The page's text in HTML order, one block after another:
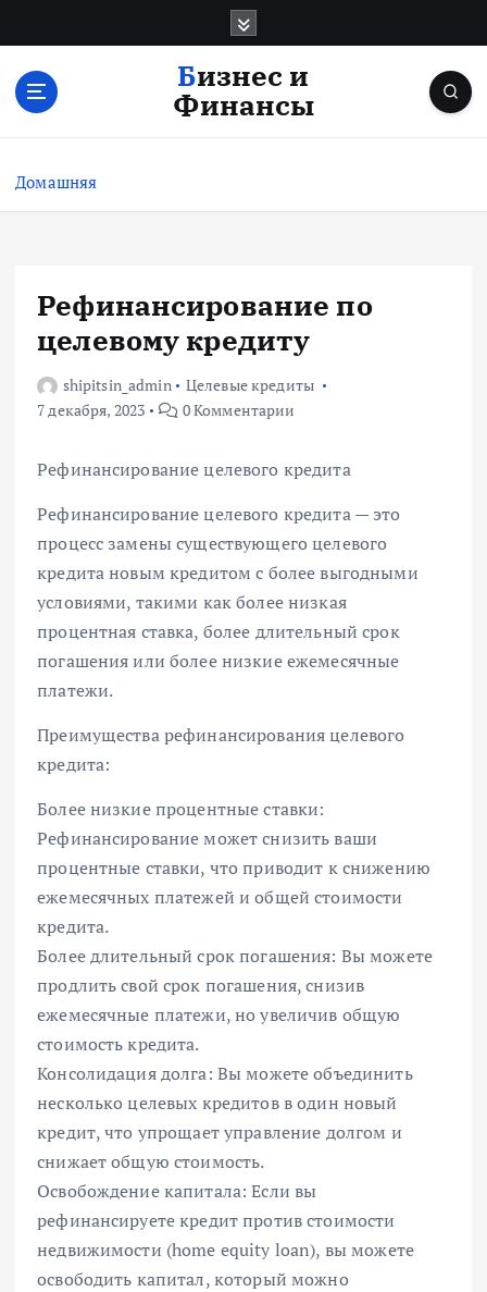
с
Бизнес и
Финансы
Домашняя
Рефинансирование по
целевому кредиту
shipitsin_admin
Целевые кредиты
7 декабря, 2023
0 Комментарии
Рефинансирование целевого кредита
Рефинансирование целевого кредита — это
процесс замены существующего целевого
кредита новым кредитом с более выгодными
условиями, такими как более низкая
процентная ставка, более длительный срок
погашения или более низкие ежемесячные
платежи.
Преимущества рефинансирования целевого
кредита:
Более низкие процентные ставки:
Рефинансирование может снизить ваши
процентные ставки, что приводит к снижению
ежемесячных платежей и общей стоимости
кредита.
Более длительный срок погашения: Вы можете
продлить свой срок погашения, снизив
ежемесячные платежи, но увеличив общую
стоимость кредита.
Консолидация долга: Вы можете объединить
несколько целевых кредитов в один новый
кредит, что упрощает управление долгом и
снижает общую стоимость.
Освобождение капитала: Если вы
рефинансируете кредит против стоимости
недвижимости (home equity loan), вы можете
освободить капитал, который можно